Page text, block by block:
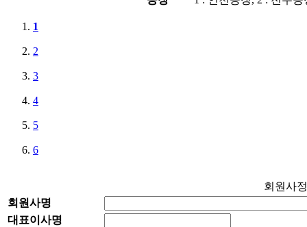
1
2
3
4
5
6
회원사
회원사명
대표이사명